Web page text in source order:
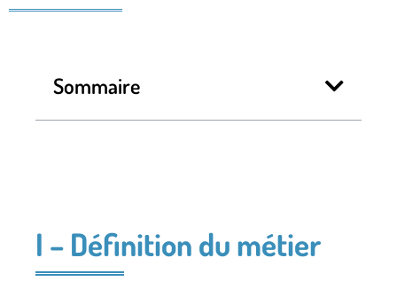
Sommaire
I – Définition du métier